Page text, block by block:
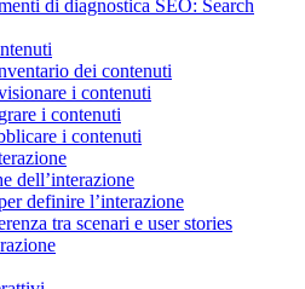
di diagnostica SEO: Search
dei contenuti
i contenuti
i contenuti
i contenuti
dell’interazione
definire l’interazione
tra scenari e user stories